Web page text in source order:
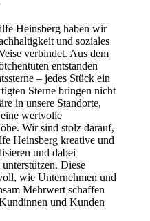
Heinsberg haben wir
und soziales
verbindet. Aus dem
entstanden
– jedes Stück ein
Sterne bringen nicht
in unsere Standorte,
wertvolle
Wir sind stolz darauf,
Heinsberg kreative und
und dabei
Diese
wie Unternehmen und
Mehrwert schaffen
und Kunden